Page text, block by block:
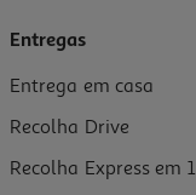
Entregas
Entrega em casa
Recolha Drive
Recolha Express em